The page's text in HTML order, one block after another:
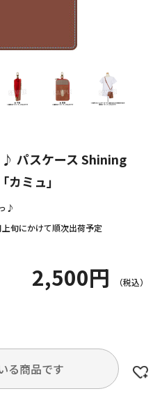
パスケース Shining
ミュ」
♪
旬にかけて順次出荷予定
2,500円
る商品です